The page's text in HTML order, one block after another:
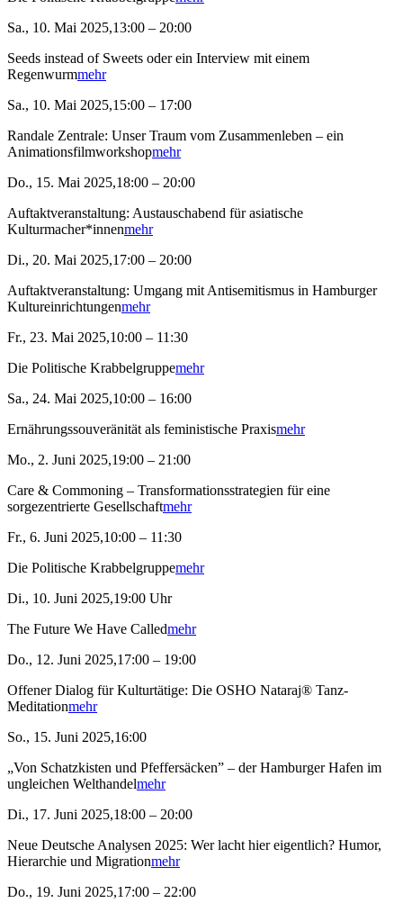
Sa., 10. Mai 2025,13:00 – 20:00
Seeds instead of Sweets oder ein Interview mit einem
Regenwurmmehr
Sa., 10. Mai 2025,15:00 – 17:00
Randale Zentrale: Unser Traum vom Zusammenleben – ein
Animationsfilmworkshopmehr
Do., 15. Mai 2025,18:00 – 20:00
Auftaktveranstaltung: Austauschabend für asiatische
Kulturmacher*innenmehr
Di., 20. Mai 2025,17:00 – 20:00
Auftaktveranstaltung: Umgang mit Antisemitismus in Hamburger
Kultureinrichtungenmehr
Fr., 23. Mai 2025,10:00 – 11:30
Die Politische Krabbelgruppemehr
Sa., 24. Mai 2025,10:00 – 16:00
Ernährungssouveränität als feministische Praxismehr
Mo., 2. Juni 2025,19:00 – 21:00
Care & Commoning – Transformationsstrategien für eine
sorgezentrierte Gesellschaftmehr
Fr., 6. Juni 2025,10:00 – 11:30
Die Politische Krabbelgruppemehr
Di., 10. Juni 2025,19:00 Uhr
The Future We Have Calledmehr
Do., 12. Juni 2025,17:00 – 19:00
Offener Dialog für Kulturtätige: Die OSHO Nataraj® Tanz-
Meditationmehr
So., 15. Juni 2025,16:00
„Von Schatzkisten und Pfeffersäcken” – der Hamburger Hafen im
ungleichen Welthandelmehr
Di., 17. Juni 2025,18:00 – 20:00
Neue Deutsche Analysen 2025: Wer lacht hier eigentlich? Humor,
Hierarchie und Migrationmehr
Do., 19. Juni 2025,17:00 – 22:00